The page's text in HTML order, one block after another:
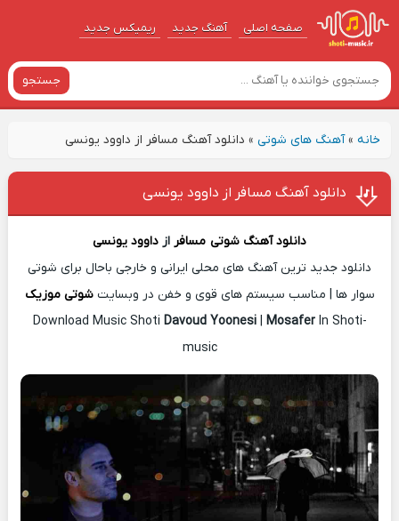
صفحه اصلی آهنگ‌ جدید ریمیکس جدید
جستجو
خانه»آهنگ های شوتی» دانلود آهنگ مسافر از داوود یونسی
دانلود آهنگ مسافر از داوود یونسی
دانلود آهنگ شوتی مسافر از داوود یونسی
دانلود جدید ترین آهنگ های محلی ایرانی و خارجی باحال برای شوتی
سوار ها | مناسب سیستم های قوی و خفن در وبسایتشوتی موزیک
Download Music Shoti Davoud Yoonesi| MosaferIn Shoti-
music